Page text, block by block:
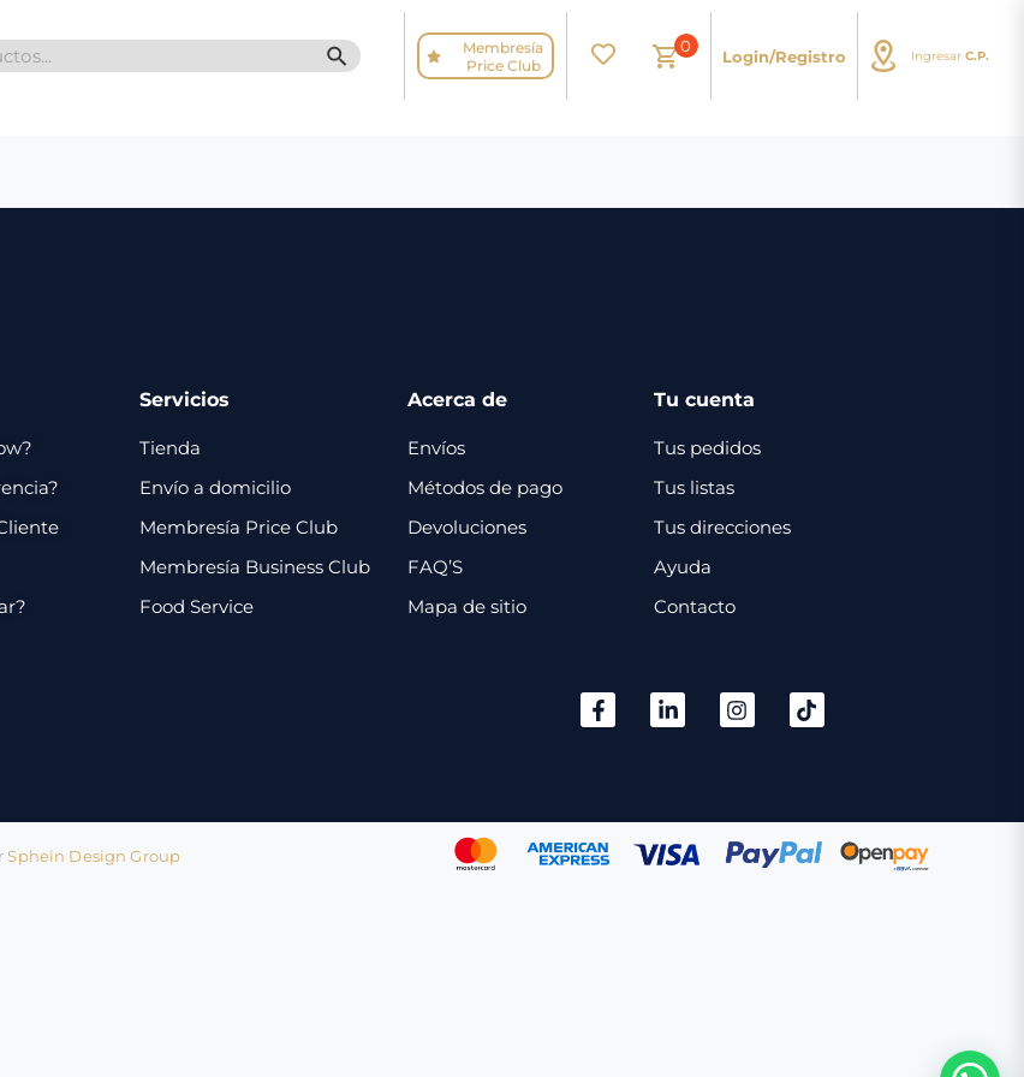
SEARCH BUTTON
Membresía
Price Club
0
Login/Registro Ingresar C.P.
Servicios
Tienda
Envío a domicilio
Membresía Price Club
Membresía Business Club
Food Service
Acerca de
Envíos
Métodos de pago
Devoluciones
FAQ’S
Mapa de sitio
Tu cuenta
Tus pedidos
Tus listas
Tus direcciones
Ayuda
Contacto
Sphein Design Group